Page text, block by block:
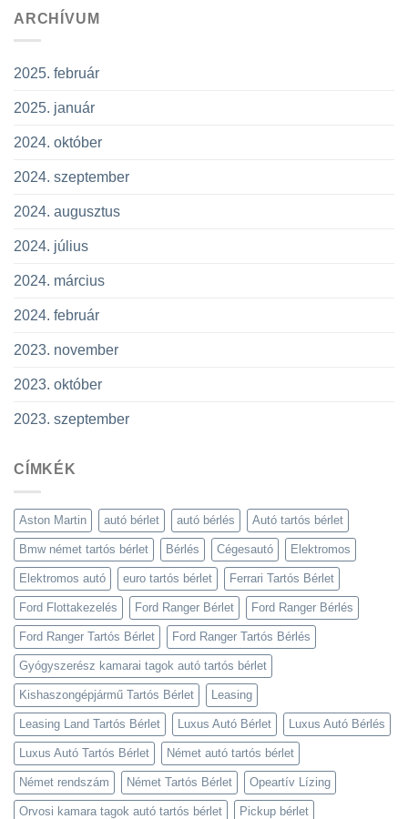
ARCHÍVUM
2025. február
2025. január
2024. október
2024. szeptember
2024. augusztus
2024. július
2024. március
2024. február
2023. november
2023. október
2023. szeptember
CÍMKÉK
Aston Martin autó bérlet autó bérlés Autó tartós bérlet
Bmw német tartós bérlet Bérlés Cégesautó Elektromos
Elektromos autó euro tartós bérlet Ferrari Tartós Bérlet
Ford Flottakezelés Ford Ranger Bérlet Ford Ranger Bérlés
Ford Ranger Tartós Bérlet Ford Ranger Tartós Bérlés
Gyógyszerész kamarai tagok autó tartós bérlet
Kishaszongépjármű Tartós Bérlet Leasing
Leasing Land Tartós Bérlet Luxus Autó Bérlet Luxus Autó Bérlés
Luxus Autó Tartós Bérlet Német autó tartós bérlet
Német rendszám Német Tartós Bérlet Opeartív Lízing
Orvosi kamara tagok autó tartós bérlet Pickup bérlet